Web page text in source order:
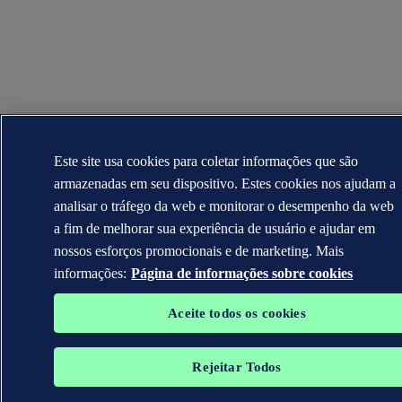
Este site usa cookies para coletar informações que são
armazenadas em seu dispositivo. Estes cookies nos ajudam a
analisar o tráfego da web e monitorar o desempenho da web
a fim de melhorar sua experiência de usuário e ajudar em
nossos esforços promocionais e de marketing. Mais
informações: Página de informações sobre cookies
Aceite todos os cookies
Rejeitar Todos